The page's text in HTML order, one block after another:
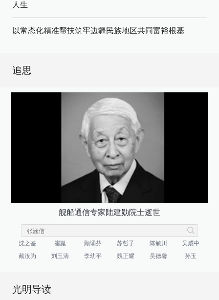
人生
以常态化精准帮扶筑牢边疆民族地区共同富裕根基
追思
舰船通信专家陆建勋院士逝世
沈之荃 崔崑 顾诵芬 苏哲子 陈毓川
吴咸中
戴汝为
刘玉清 李幼平 魏正耀 吴德馨 孙玉
光明导读